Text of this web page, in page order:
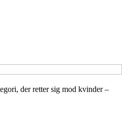
der retter sig mod kvinder –